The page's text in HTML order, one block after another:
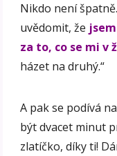
Nikdo není
uvědomit, že
za to, co se mi v
házet na druhý.“
A pak se podívá
být dvacet minut
zlatíčko, díky ti!